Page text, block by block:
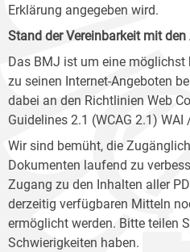
Erklärung angegeben wird.
Stand der Vereinbarkeit mit
Das BMJ ist um eine
zu seinen Internet-Angeboten
dabei an den Richtlinien Web
Guidelines 2.1 (WCAG 2.1) WAI
Wir sind bemüht, die
Dokumenten laufend zu
Zugang zu den Inhalten aller
derzeitig verfügbaren Mitteln
ermöglicht werden. Bitte teilen
Schwierigkeiten haben.